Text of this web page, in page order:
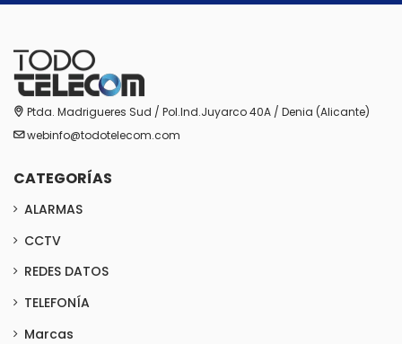
Ptda. Madrigueres Sud / Pol.Ind.Juyarco 40A / Denia (Alicante)
webinfo@todotelecom.com
CATEGORÍAS
ALARMAS
CCTV
REDES DATOS
TELEFONÍA
Marcas